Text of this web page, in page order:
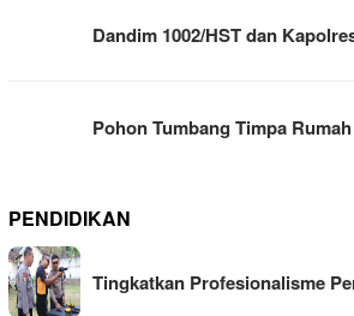
Dandim 1002/HST dan
Pohon Tumbang Timpa
PENDIDIKAN
Tingkatkan Profesionalisme